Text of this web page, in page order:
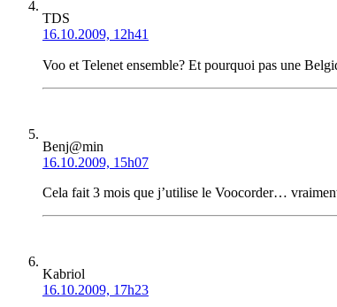
TDS
16.10.2009, 12h41
Voo et Telenet ensemble? Et pourquoi pas une
Benj@min
16.10.2009, 15h07
Cela fait 3 mois que j’utilise le Voocorder…
Kabriol
16.10.2009, 17h23